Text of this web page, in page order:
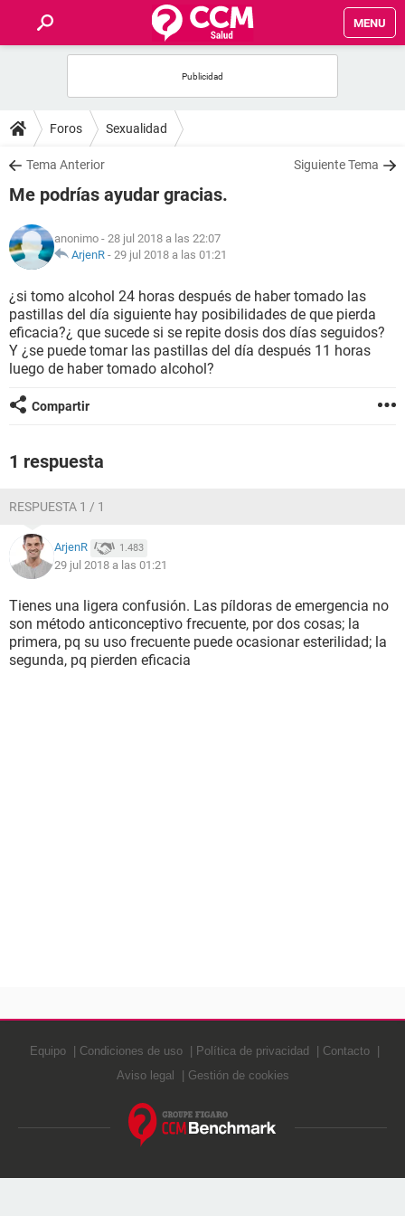
MENU
FOROS
SALUD
FAMILIA
NUTRICIÓN
BIENESTAR
SEXUALIDAD
GLOSARIO
Foros Sexualidad
Tema Anterior Siguiente Tema
Me podrías ayudar gracias.
anonimo - 28 jul 2018 a las 22:07
ArjenR - 29 jul 2018 a las 01:21
¿si tomo alcohol 24 horas después de haber tomado las
pastillas del día siguiente hay posibilidades de que pierda
eficacia?¿ que sucede si se repite dosis dos días seguidos?
Y ¿se puede tomar las pastillas del día después 11 horas
luego de haber tomado alcohol?
Compartir
1 respuesta
RESPUESTA 1 / 1
ArjenR 1.483
29 jul 2018 a las 01:21
Tienes una ligera confusión. Las píldoras de emergencia no
son método anticonceptivo frecuente, por dos cosas; la
primera, pq su uso frecuente puede ocasionar esterilidad; la
segunda, pq pierden eficacia
Equipo Condiciones de uso Política de privacidad
Contacto
Aviso legal
Gestión de cookies